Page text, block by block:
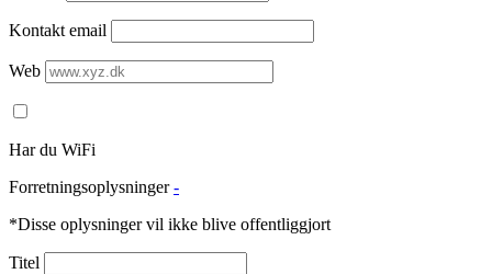
Kontakt email
Web
Har du WiFi
Forretningsoplysninger -
*Disse oplysninger vil ikke blive offentliggjort
Titel